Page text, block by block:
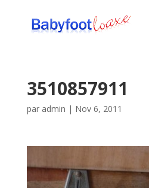
3510857911
par admin | Nov 6, 2011